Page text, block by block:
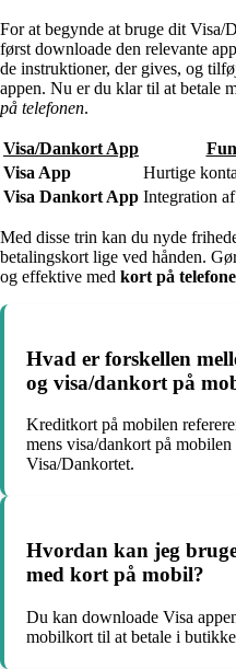
For at begynde at bruge dit Visa/
først downloade den relevante
de instruktioner, der gives, og
appen. Nu er du klar til at betale
på telefonen.
Visa/Dankort App
Visa App
Hurtige
Visa Dankort App Integration
Med disse trin kan du nyde
betalingskort lige ved hånden.
og effektive med kort på
Hvad er forskellen
og visa/dankort på
Kreditkort på mobilen
mens visa/dankort på
Visa/Dankortet.
Hvordan kan jeg
med kort på mobil?
Du kan downloade Visa
mobilkort til at betale i